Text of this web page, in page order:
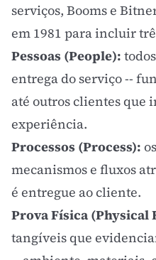
serviços, Booms e
em 1981 para incluir
Pessoas (People):
entrega do serviço --
até outros clientes que
experiência.
Processos (Process):
mecanismos e fluxos
é entregue ao cliente.
Prova Física (Physical
tangíveis que